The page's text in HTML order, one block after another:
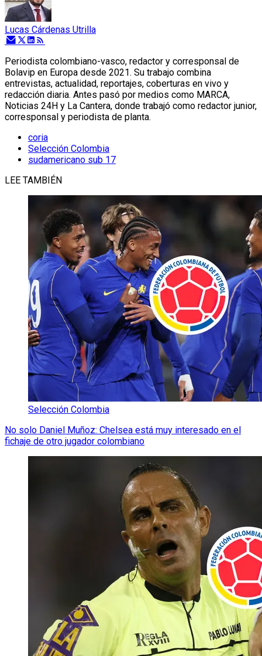
Lucas Cárdenas Utrilla
Periodista colombiano-vasco, redactor y corresponsal de
Bolavip en Europa desde 2021. Su trabajo combina
entrevistas, actualidad, reportajes, coberturas en vivo y
redacción diaria. Antes pasó por medios como MARCA,
Noticias 24H y La Cantera, donde trabajó como redactor junior,
corresponsal y periodista de planta.
coria
Selección Colombia
sudamericano sub 17
LEE TAMBIÉN
Selección Colombia
No solo Daniel Muñoz: Chelsea está muy interesado en el
fichaje de otro jugador colombiano